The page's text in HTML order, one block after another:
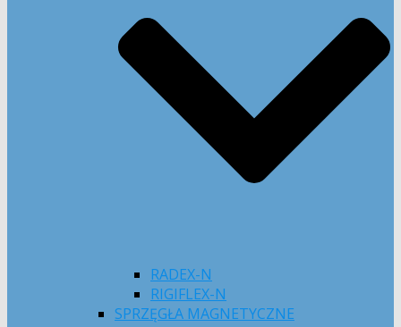
RADEX-N
RIGIFLEX-N
SPRZĘGŁA MAGNETYCZNE